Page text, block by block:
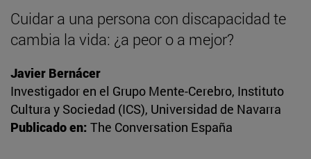
Cuidar a una persona con discapacidad te
cambia la vida: ¿a peor o a mejor?
Javier Bernácer
Investigador en el Grupo Mente-Cerebro, Instituto
Cultura y Sociedad (ICS), Universidad de Navarra
Publicado en: The Conversation España